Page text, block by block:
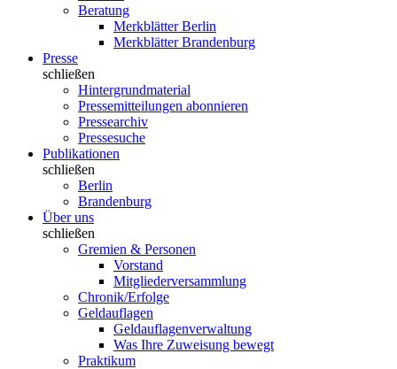
Beratung
Merkblätter Berlin
Merkblätter Brandenburg
Presse
schließen
Hintergrundmaterial
Pressemitteilungen abonnieren
Pressearchiv
Pressesuche
Publikationen
schließen
Berlin
Brandenburg
Über uns
schließen
Gremien & Personen
Vorstand
Mitgliederversammlung
Chronik/Erfolge
Geldauflagen
Geldauflagenverwaltung
Was Ihre Zuweisung bewegt
Praktikum